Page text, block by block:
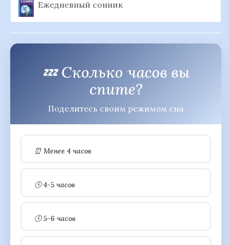
Ежедневный сонник
💤 Сколько часов вы
спите?
Поделитесь своим режимом сна
⏰ Менее 4 часов
🕓 4-5 часов
🕔 5-6 часов